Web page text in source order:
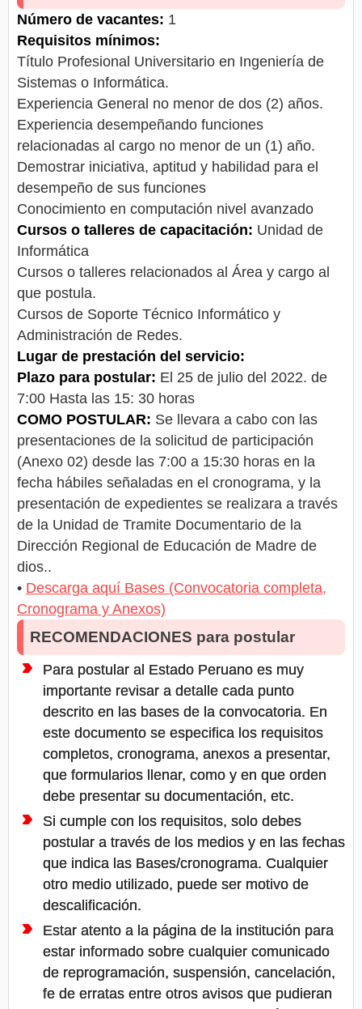
Número de vacantes: 1
Requisitos mínimos:
Título Profesional Universitario en Ingeniería de
Sistemas o Informática.
Experiencia General no menor de dos (2) años.
Experiencia desempeñando funciones
relacionadas al cargo no menor de un (1) año.
Demostrar iniciativa, aptitud y habilidad para el
desempeño de sus funciones
Conocimiento en computación nivel avanzado
Cursos o talleres de capacitación: Unidad de
Informática
Cursos o talleres relacionados al Área y cargo al
que postula.
Cursos de Soporte Técnico Informático y
Administración de Redes.
Lugar de prestación del servicio:
Plazo para postular: El 25 de julio del 2022. de
7:00 Hasta las 15: 30 horas
COMO POSTULAR: Se llevara a cabo con las
presentaciones de la solicitud de participación
(Anexo 02) desde las 7:00 a 15:30 horas en la
fecha hábiles señaladas en el cronograma, y la
presentación de expedientes se realizara a través
de la Unidad de Tramite Documentario de la
Dirección Regional de Educación de Madre de
dios..
• Descarga aquí Bases (Convocatoria completa,
Cronograma y Anexos)
RECOMENDACIONES para postular
Para postular al Estado Peruano es muy
importante revisar a detalle cada punto
descrito en las bases de la convocatoria. En
este documento se especifica los requisitos
completos, cronograma, anexos a presentar,
que formularios llenar, como y en que orden
debe presentar su documentación, etc.
Si cumple con los requisitos, solo debes
postular a través de los medios y en las fechas
que indica las Bases/cronograma. Cualquier
otro medio utilizado, puede ser motivo de
descalificación.
Estar atento a la página de la institución para
estar informado sobre cualquier comunicado
de reprogramación, suspensión, cancelación,
fe de erratas entre otros avisos que pudieran